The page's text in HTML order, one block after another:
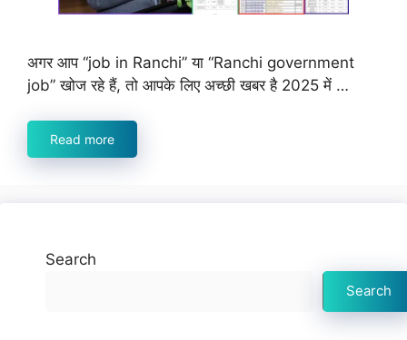
अगर आप “job in Ranchi” या “Ranchi government
job” खोज रहे हैं, तो आपके लिए अच्छी खबर है 2025 में …
Read more
Search
Search